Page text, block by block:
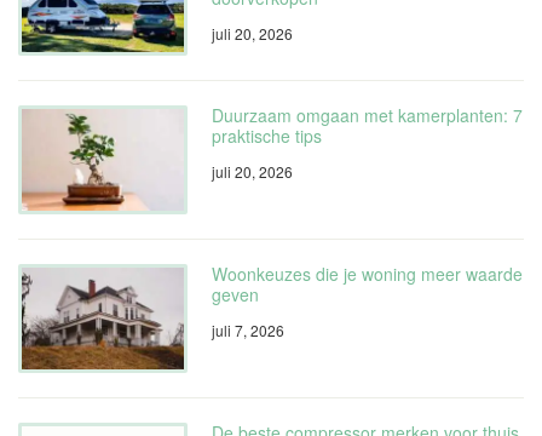
juli 20, 2026
Duurzaam omgaan met kamerplanten: 7
praktische tips
juli 20, 2026
Woonkeuzes die je woning meer waarde
geven
juli 7, 2026